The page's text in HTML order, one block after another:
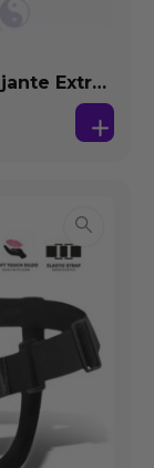
Extra